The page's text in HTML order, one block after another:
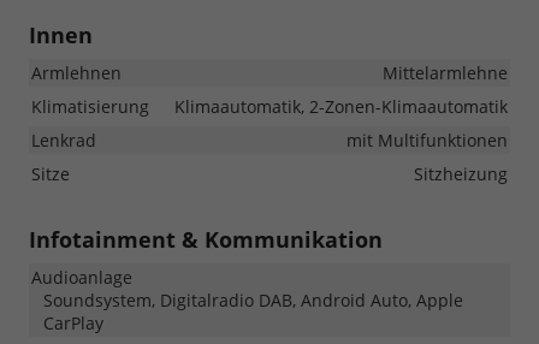
Innen
Armlehnen
Mittelarmlehne
Klimatisierung
Klimaautomatik, 2-Zonen-Klimaautomatik
Lenkrad
mit Multifunktionen
Sitze
Sitzheizung
Infotainment & Kommunikation
Audioanlage
Soundsystem, Digitalradio DAB, Android Auto, Apple
CarPlay